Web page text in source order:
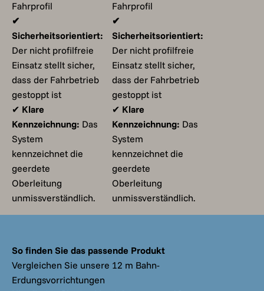
Fahrprofil
✔
Sicherheitsorientiert:
Der nicht profilfreie
Einsatz stellt sicher,
dass der Fahrbetrieb
gestoppt ist
✔ Klare
Kennzeichnung: Das
System
kennzeichnet die
geerdete
Oberleitung
unmissverständlich.
Fahrprofil
✔
Sicherheitsorientiert:
Der nicht profilfreie
Einsatz stellt sicher,
dass der Fahrbetrieb
gestoppt ist
✔ Klare
Kennzeichnung: Das
System
kennzeichnet die
geerdete
Oberleitung
unmissverständlich.
So finden Sie das passende Produkt
Vergleichen Sie unsere 12 m Bahn-
Erdungsvorrichtungen